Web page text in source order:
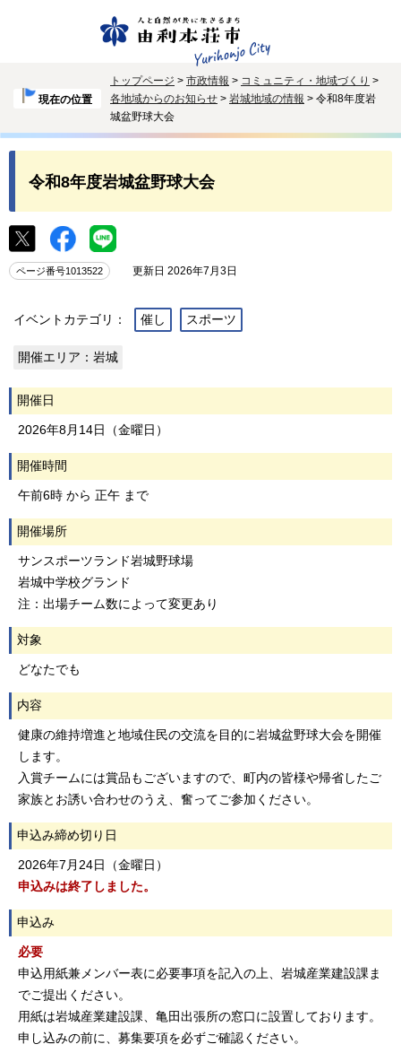
現在の位置
トップページ > 市政情報 > コミュニティ・地域づくり >
各地域からのお知らせ > 岩城地域の情報 > 令和8年度岩
城盆野球大会
令和8年度岩城盆野球大会
ページ番号1013522 更新日 2026年7月3日
イベントカテゴリ： 催し スポーツ
開催エリア：岩城
開催日
2026年8月14日（金曜日）
開催時間
午前6時 から 正午 まで
開催場所
サンスポーツランド岩城野球場
岩城中学校グランド
注：出場チーム数によって変更あり
対象
どなたでも
内容
健康の維持増進と地域住民の交流を目的に岩城盆野球大会を開催
します。
入賞チームには賞品もございますので、町内の皆様や帰省したご
家族とお誘い合わせのうえ、奮ってご参加ください。
申込み締め切り日
2026年7月24日（金曜日）
申込みは終了しました。
申込み
必要
申込用紙兼メンバー表に必要事項を記入の上、岩城産業建設課ま
でご提出ください。
用紙は岩城産業建設課、亀田出張所の窓口に設置しております。
申し込みの前に、募集要項を必ずご確認ください。